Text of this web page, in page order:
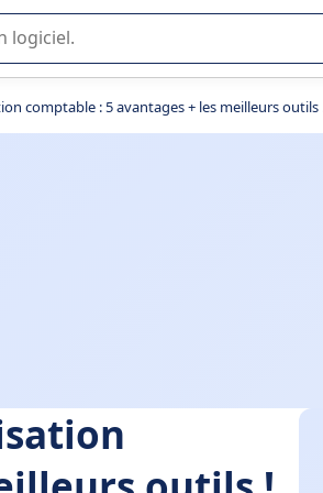
logiciel SaaS en entreprise.
comptable : 5 avantages + les meilleurs outils